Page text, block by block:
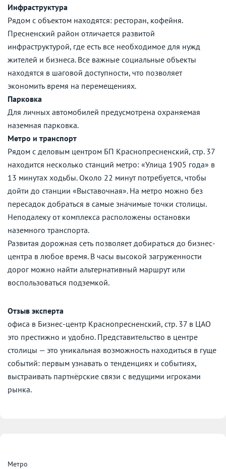
Инфраструктура
Рядом с объектом находятся: ресторан, кофейня.
Пресненский район отличается развитой
инфраструктурой, где есть все необходимое для нужд
жителей и бизнеса. Все важные социальные объекты
находятся в шаговой доступности, что позволяет
экономить время на перемещениях.
Парковка
Для личных автомобилей предусмотрена охраняемая
наземная парковка.
Метро и транспорт
Рядом с деловым центром БП Краснопресненский, стр. 37
находится несколько станций метро: «Улица 1905 года» в
13 минутах ходьбы. Около 22 минут потребуется, чтобы
дойти до станции «Выставочная». На метро можно без
пересадок добраться в самые значимые точки столицы.
Неподалеку от комплекса расположены остановки
наземного транспорта.
Развитая дорожная сеть позволяет добираться до бизнес-
центра в любое время. В часы высокой загруженности
дорог можно найти альтернативный маршрут или
воспользоваться подземкой.
Отзыв эксперта
офиса в Бизнес-центр Краснопресненский, стр. 37 в ЦАО
это престижно и удобно. Представительство в центре
столицы — это уникальная возможность находиться в гуще
событий: первым узнавать о тенденциях и событиях,
выстраивать партнёрские связи с ведущими игроками
рынка.
Метро